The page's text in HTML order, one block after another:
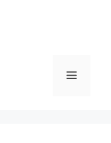
菜